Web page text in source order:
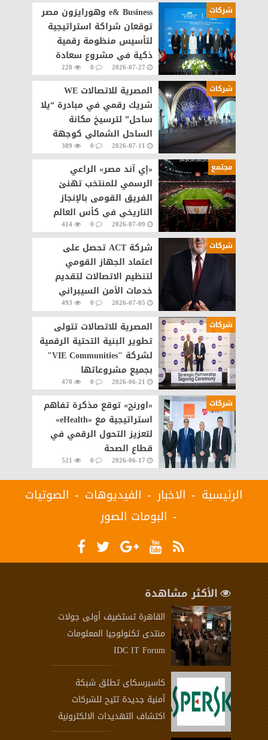
شركات
e& Business وهورايزون مصر
توقعان شراكة استراتيجية
لتأسيس منظومة رقمية
ذكية في مشروع سعادة
القاهرة الجديدة
2026-07-27
0
228
شركات
المصرية للاتصالات WE
شريك رقمي في مبادرة “يلا
ساحل” لترسيخ مكانة
الساحل الشمالي كوجهة
سياحية عالمية
2026-07-11
0
389
مجتمع
«إي آند مصر» الراعي
الرسمي للمنتخب تهنئ
الفريق القومى بالإنجاز
التاريخي في كأس العالم
2026-07-09
0
414
شركات
شركة ACT تحصل على
اعتماد الجهاز القومي
لتنظيم الاتصالات لتقديم
خدمات الأمن السيبراني
مصر2026-07-05
0
493
شركات
المصرية للاتصالات تتولى
تطوير البنية التحتية الرقمية
لشركة "VIE Communities"
بجميع مشروعاتها
2026-06-21
0
470
شركات
«اورنچ» توقع مذكرة تفاهم
استراتيجية مع «eHealth»
لتعزيز التحول الرقمي في
قطاع الصحة
2026-06-17
0
521
الرئيسية الاخبار الفيديوهات
الصوتيات
البومات الصور
الأكثر مشاهدة
القاهرة تستضيف أولى جولات
منتدى تكنولوجيا المعلومات
IDC IT Forum
كاسبرسكاى تطلق شبكة
أمنية جديدة تتيح للشركات
اكتشاف التهديدات الالكترونية